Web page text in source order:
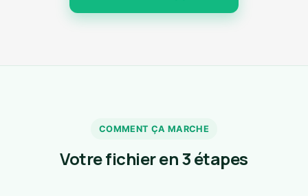
COMMENT ÇA MARCHE
Votre fichier en 3 étapes